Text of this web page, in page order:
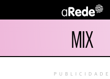
MIX
PUBLICIDADE